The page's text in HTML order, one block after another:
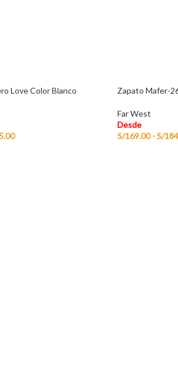
Love Color Blanco Zapato Mafer-
Far West
Desde
S/169.00 -S/